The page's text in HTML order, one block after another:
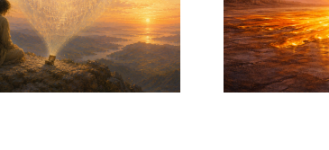
Súbito – ¡¡¡Feliz Año Nuevo 2026!!!